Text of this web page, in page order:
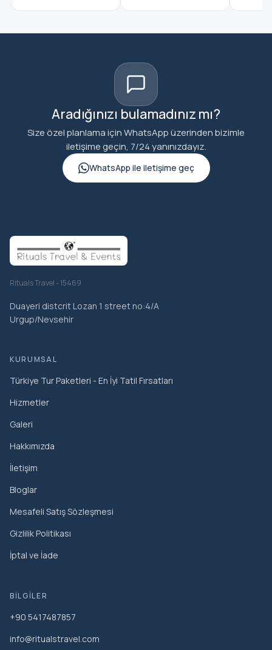
Aradığınızı bulamadınız mı?
Size özel planlama için WhatsApp üzerinden bizimle
iletişime geçin, 7/24 yanınızdayız.
WhatsApp ile iletişime geç
Rituals Travel - 15469
Duayeri distcrit Lozan 1 street no:4/A
Urgup/Nevsehir
KURUMSAL
Türkiye Tur Paketleri - En İyi Tatil Fırsatları
Hizmetler
Galeri
Hakkımızda
İletişim
Bloglar
Mesafeli Satış Sözleşmesi
Gizlilik Politikası
İptal ve İade
BILGILER
+90 5417487857
info@ritualstravel.com